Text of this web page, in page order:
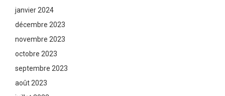
janvier 2024
décembre 2023
novembre 2023
octobre 2023
septembre 2023
août 2023